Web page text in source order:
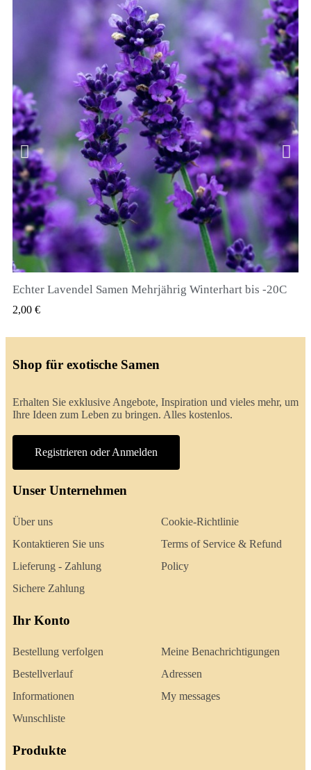
QUICK VIEW
Echter Lavendel Samen Mehrjährig Winterhart bis -20C
2,00 €
Shop für exotische Samen
Erhalten Sie exklusive Angebote, Inspiration und vieles mehr, um
Ihre Ideen zum Leben zu bringen. Alles kostenlos.
Registrieren oder Anmelden
Unser Unternehmen
Über uns
Kontaktieren Sie uns
Lieferung - Zahlung
Sichere Zahlung
Cookie-Richtlinie
Terms of Service & Refund
Policy
Ihr Konto
Bestellung verfolgen
Bestellverlauf
Informationen
Wunschliste
Meine Benachrichtigungen
Adressen
My messages
Produkte